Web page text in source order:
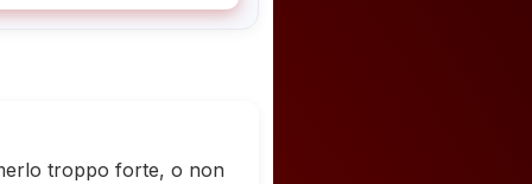
troppo forte, o non